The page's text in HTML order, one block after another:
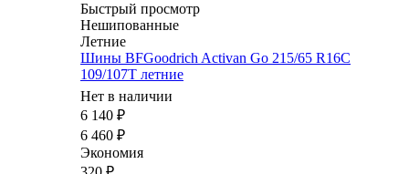
Быстрый просмотр
Нешипованные
Летние
Шины BFGoodrich Activan Go 215/65 R16C
109/107T летние
Нет в наличии
6 140 ₽
6 460 ₽
Экономия